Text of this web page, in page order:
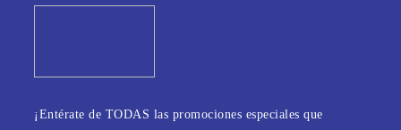
¡Entérate de TODAS las promociones especiales que